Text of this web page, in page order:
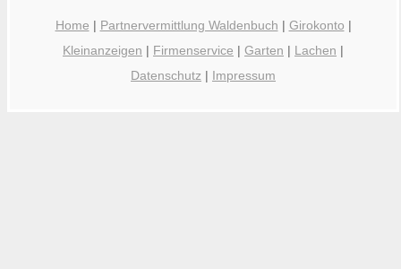
Home | Partnervermittlung Waldenbuch | Girokonto |
Kleinanzeigen | Firmenservice | Garten | Lachen |
Datenschutz | Impressum